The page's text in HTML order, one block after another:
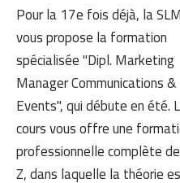
Pour la 17e fois déjà, la SLM
vous propose la formation
spécialisée "Dipl. Marketing
Manager Communications &
Events", qui débute en été.
cours vous offre une
professionnelle complète
Z, dans laquelle la théorie